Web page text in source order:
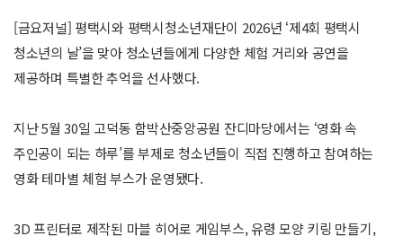
[금요저널] 평택시와 평택시청소년재단이 2026년 ‘제4회 평택시
청소년의 날’을 맞아 청소년들에게 다양한 체험 거리와 공연을
제공하며 특별한 추억을 선사했다.
지난 5월 30일 고덕동 함박산중앙공원 잔디마당에서는 ‘영화 속
주인공이 되는 하루’를 부제로 청소년들이 직접 진행하고 참여하는
영화 테마별 체험 부스가 운영됐다.
3D 프린터로 제작된 마블 히어로 게임부스, 유령 모양 키링 만들기,